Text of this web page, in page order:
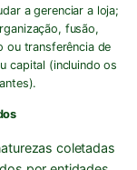
a gerenciar a loja;
fusão,
ou transferência de
capital (incluindo os
coletadas